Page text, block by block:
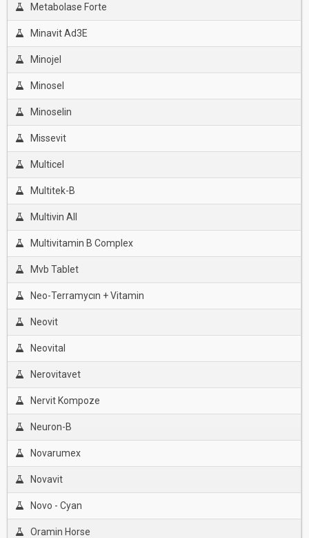
Metabolase Forte
Minavit Ad3E
Minojel
Minosel
Minoselin
Missevit
Multicel
Multitek-B
Multivin All
Multivitamin B Complex
Mvb Tablet
Neo-Terramycın + Vitamin
Neovit
Neovital
Nerovitavet
Nervit Kompoze
Neuron-B
Novarumex
Novavit
Novo - Cyan
Oramin Horse